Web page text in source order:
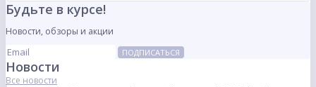
Будьте в курсе!
Новости, обзоры и акции
ПОДПИСАТЬСЯ
Новости
Все новости